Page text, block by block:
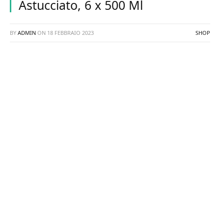
Astucciato, 6 x 500 Ml
BY ADMIN ON 18 FEBBRAIO 2023 SHOP